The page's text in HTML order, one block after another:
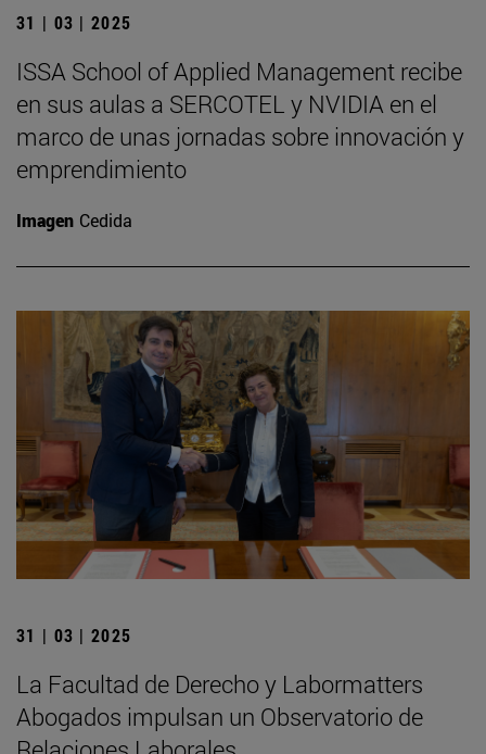
31 | 03 | 2025
ISSA School of Applied Management recibe
en sus aulas a SERCOTEL y NVIDIA en el
marco de unas jornadas sobre innovación y
emprendimiento
Imagen Cedida
31 | 03 | 2025
La Facultad de Derecho y Labormatters
Abogados impulsan un Observatorio de